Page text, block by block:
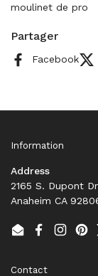
moulinet de pro
Partager
Facebook
Information
Address
2165 S. Dupont
Anaheim CA
EmailFacebook
Contact